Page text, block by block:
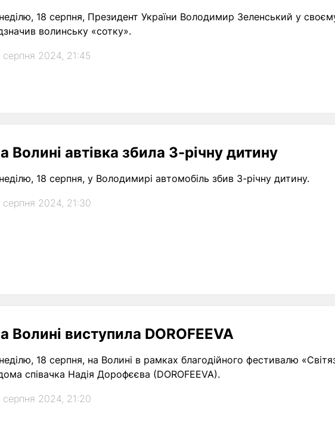
18 серпня, Президент України Володимир Зеленський у
волинську «сотку».
серпня 2024, 21:45
Волині автівка збила 3-річну дитину
18 серпня, у Володимирі автомобіль збив 3-річну дитину.
серпня 2024, 21:30
Волині виступила DOROFEEVA
18 серпня, на Волині в рамках благодійного фестивалю
співачка Надія Дорофєєва (DOROFEEVA).
серпня 2024, 21:20